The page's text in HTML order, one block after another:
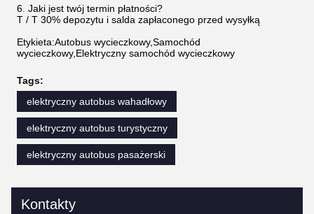
6. Jaki jest twój termin płatności?
T / T 30% depozytu i salda zapłaconego przed wysyłką
Etykieta:Autobus wycieczkowy,Samochód
wycieczkowy,Elektryczny samochód wycieczkowy
Tags:
elektryczny autobus wahadłowy
elektryczny autobus turystyczny
elektryczny autobus pasażerski
Kontakty